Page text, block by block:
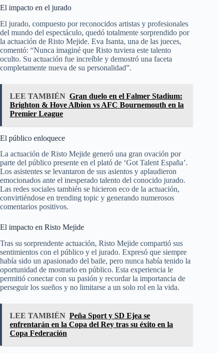
El impacto en el jurado
El jurado, compuesto por reconocidos artistas y profesionales
del mundo del espectáculo, quedó totalmente sorprendido por
la actuación de Risto Mejide. Eva Isanta, una de las jueces,
comentó: “Nunca imaginé que Risto tuviera este talento
oculto. Su actuación fue increíble y demostró una faceta
completamente nueva de su personalidad”.
LEE TAMBIÉN Gran duelo en el Falmer Stadium:
Brighton & Hove Albion vs AFC Bournemouth en la
Premier League
El público enloquece
La actuación de Risto Mejide generó una gran ovación por
parte del público presente en el plató de ‘Got Talent España’.
Los asistentes se levantaron de sus asientos y aplaudieron
emocionados ante el inesperado talento del conocido jurado.
Las redes sociales también se hicieron eco de la actuación,
convirtiéndose en trending topic y generando numerosos
comentarios positivos.
El impacto en Risto Mejide
Tras su sorprendente actuación, Risto Mejide compartió sus
sentimientos con el público y el jurado. Expresó que siempre
había sido un apasionado del baile, pero nunca había tenido la
oportunidad de mostrarlo en público. Esta experiencia le
permitió conectar con su pasión y recordar la importancia de
perseguir los sueños y no limitarse a un solo rol en la vida.
LEE TAMBIÉN Peña Sport y SD Ejea se
enfrentarán en la Copa del Rey tras su éxito en la
Copa Federación